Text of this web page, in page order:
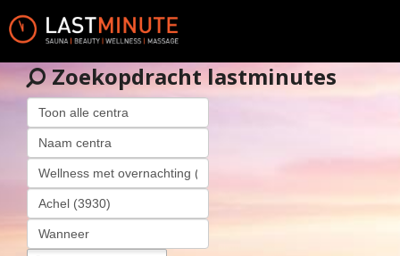
Zoekopdracht lastminutes